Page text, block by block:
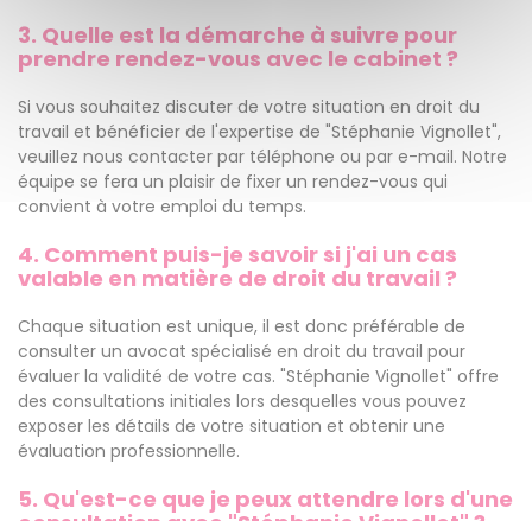
3. Quelle est la démarche à suivre pour
prendre rendez-vous avec le cabinet ?
Si vous souhaitez discuter de votre situation en droit du
travail et bénéficier de l'expertise de "Stéphanie Vignollet",
veuillez nous contacter par téléphone ou par e-mail. Notre
équipe se fera un plaisir de fixer un rendez-vous qui
convient à votre emploi du temps.
4. Comment puis-je savoir si j'ai un cas
valable en matière de droit du travail ?
Chaque situation est unique, il est donc préférable de
consulter un avocat spécialisé en droit du travail pour
évaluer la validité de votre cas. "Stéphanie Vignollet" offre
des consultations initiales lors desquelles vous pouvez
exposer les détails de votre situation et obtenir une
évaluation professionnelle.
5. Qu'est-ce que je peux attendre lors d'une